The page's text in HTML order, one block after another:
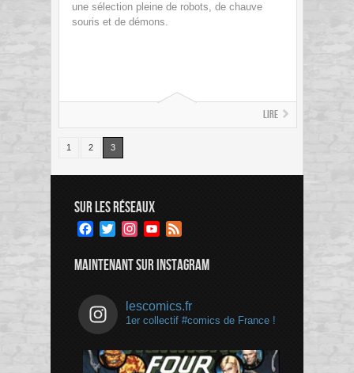
une sélection pleine de robots, de chauve
souris et de démons.
Lire
1 2 3
SUR LES RÉSEAUX
Facebook
TwitterInstagramYouTube
MAINTENANT SUR INSTAGRAM
lescomics.fr
1er collectif #comics de France !